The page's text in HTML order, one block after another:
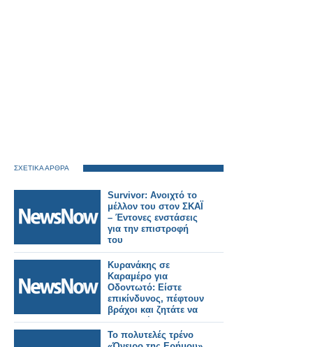
ΣΧΕΤΙΚΑ ΑΡΘΡΑ
Survivor: Ανοιχτό το
μέλλον του στον ΣΚΑΪ
– Έντονες ενστάσεις
για την επιστροφή
του
Κυρανάκης σε
Καραμέρο για
Οδοντωτό: Είστε
επικίνδυνος, πέφτουν
βράχοι και ζητάτε να
τον κρατήσουμε
ανοιχτό.
Το πολυτελές τρένο